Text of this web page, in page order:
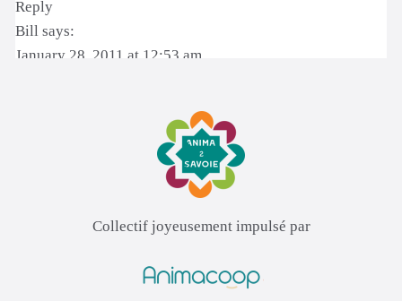
Collectif joyeusement impulsé par